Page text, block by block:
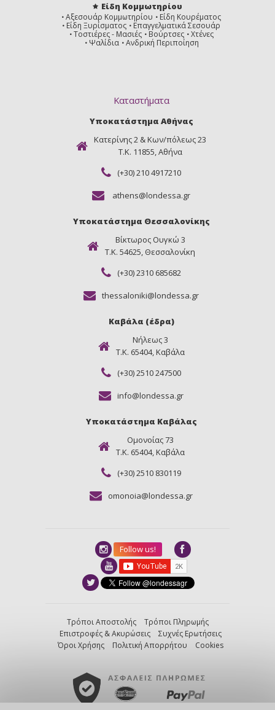
Είδη Κομμωτηρίου
Αξεσουάρ Κομμωτηρίου
Είδη Κουρέματος
Είδη Ξυρίσματος
Επαγγελματικά Σεσουάρ
Τοστιέρες - Μασιές
Βούρτσες
Χτένες
Ψαλίδια
Ανδρική Περιποίηση
Καταστήματα
Υποκατάστημα Αθήνας
Κατερίνης 2 & Κων/πόλεως 23
Τ.Κ. 11855, Αθήνα
(+30) 210 4917210
athens@londessa.gr
Υποκατάστημα Θεσσαλονίκης
Βίκτωρος Ουγκώ 3
Τ.Κ. 54625, Θεσσαλονίκη
(+30) 2310 685682
thessaloniki@londessa.gr
Καβάλα (έδρα)
Νήλεως 3
Τ.Κ. 65404, Καβάλα
(+30) 2510 247500
info@londessa.gr
Υποκατάστημα Καβάλας
Ομονοίας 73
Τ.Κ. 65404, Καβάλα
(+30) 2510 830119
omonoia@londessa.gr
Follow us!
Τρόποι Αποστολής
Τρόποι Πληρωμής
Επιστροφές & Ακυρώσεις
Συχνές Ερωτήσεις
Όροι Χρήσης
Πολιτική Απορρήτου Cookies